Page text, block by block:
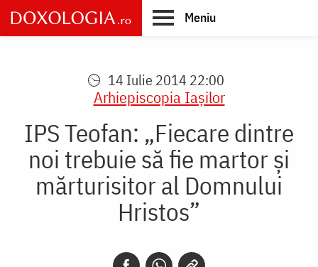
Skip
to
main
Meniu
14 Iulie 2014 22:00
Arhiepiscopia Iaşilor
IPS Teofan: „Fiecare dintre
noi trebuie să fie martor și
mărturisitor al Domnului
Hristos”